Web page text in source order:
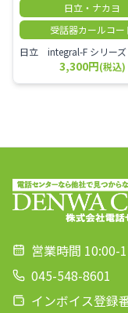
日立・ナカヨ
受話器カールコー
3,300円(税込)
営業時間 10:00-
045-548-8601
インボイス登録